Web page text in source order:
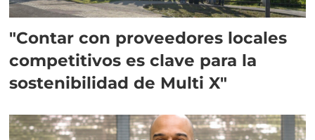
"Contar con proveedores locales
competitivos es clave para la
sostenibilidad de Multi X"